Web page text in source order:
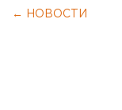
← НОВОСТИ